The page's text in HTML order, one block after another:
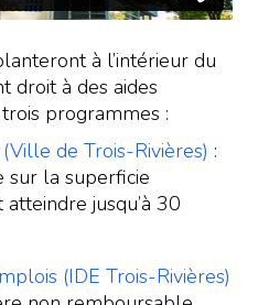
à l’intérieur du
droit à des aides
programmes :
de Trois-Rivières) :
sur la superficie
atteindre jusqu’à 30
(IDE Trois-Rivières)